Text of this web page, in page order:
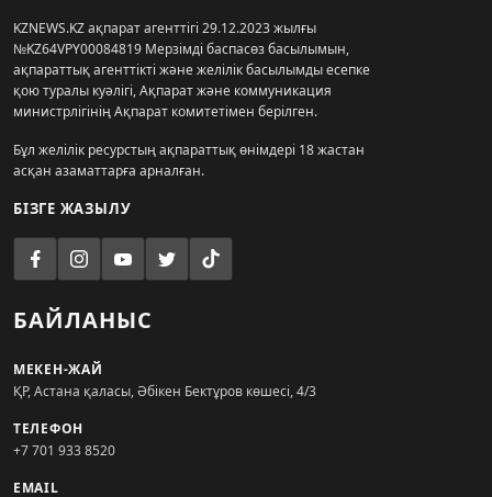
KZNEWS.KZ ақпарат агенттігі 29.12.2023 жылғы
№KZ64VPY00084819 Мерзімді баспасөз басылымын,
ақпараттық агенттікті және желілік басылымды есепке
қою туралы куәлігі, Ақпарат және коммуникация
министрлігінің Ақпарат комитетімен берілген.
Бұл желілік ресурстың ақпараттық өнімдері 18 жастан
асқан азаматтарға арналған.
БІЗГЕ ЖАЗЫЛУ
БАЙЛАНЫС
МЕКЕН-ЖАЙ
ҚР, Астана қаласы, Әбікен Бектұров көшесі, 4/3
ТЕЛЕФОН
+7 701 933 8520
EMAIL